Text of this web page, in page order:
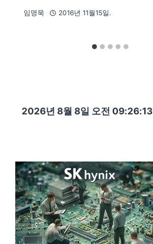
임명묵 2016년 11월15일.
2026년 8월 8일 오전 09:26:14